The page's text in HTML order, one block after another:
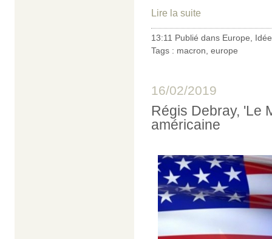
Lire la suite
13:11 Publié dans Europe,
Tags : macron, europe
16/02/2019
Régis Debray, 'Le
américaine